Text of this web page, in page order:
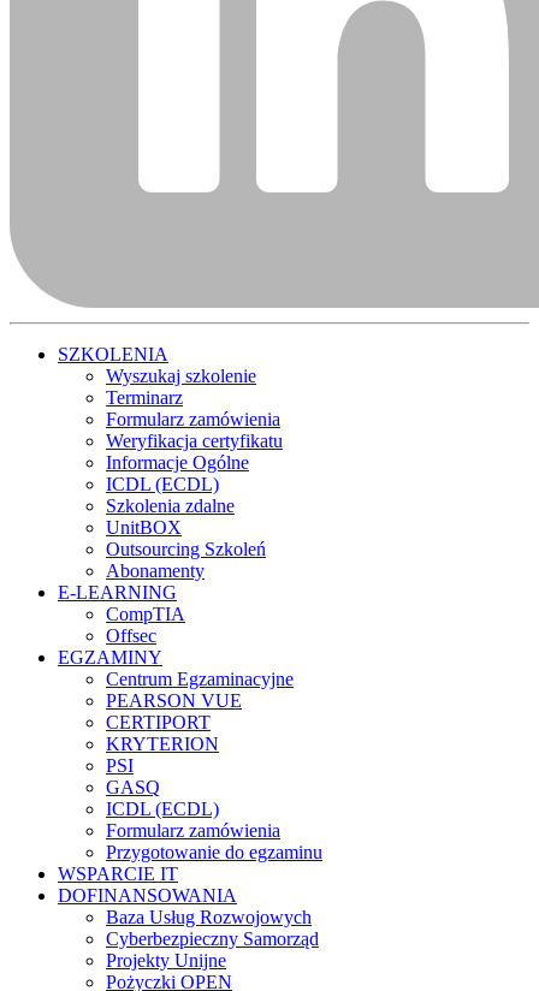
SZKOLENIA
Wyszukaj szkolenie
Terminarz
Formularz zamówienia
Weryfikacja certyfikatu
Informacje Ogólne
ICDL (ECDL)
Szkolenia zdalne
UnitBOX
Outsourcing Szkoleń
Abonamenty
E-LEARNING
CompTIA
Offsec
EGZAMINY
Centrum Egzaminacyjne
PEARSON VUE
CERTIPORT
KRYTERION
PSI
GASQ
ICDL (ECDL)
Formularz zamówienia
Przygotowanie do egzaminu
WSPARCIE IT
DOFINANSOWANIA
Baza Usług Rozwojowych
Cyberbezpieczny Samorząd
Projekty Unijne
Pożyczki OPEN